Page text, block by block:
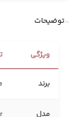
توضیحات
ویژگی
برند
مدل